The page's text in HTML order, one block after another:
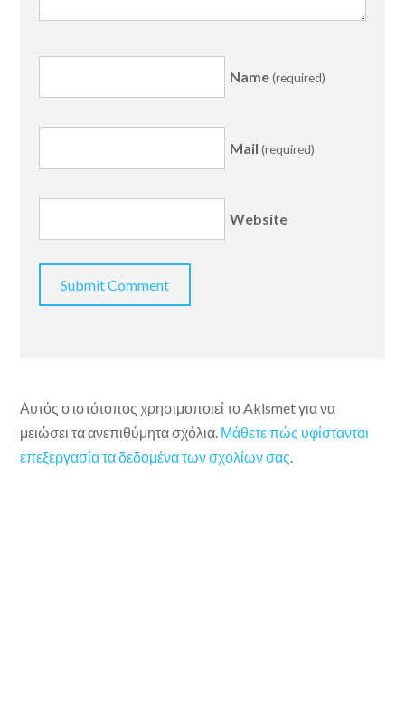
Name(required)
Mail (required)
Website
Αυτός ο ιστότοπος χρησιμοποιεί το Akismet για να
μειώσει τα ανεπιθύμητα σχόλια. Μάθετε πώς υφίστανται
επεξεργασία τα δεδομένα των σχολίων σας.